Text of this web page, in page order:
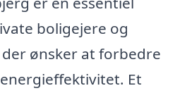
boligejere og
ønsker at forbedre
Et